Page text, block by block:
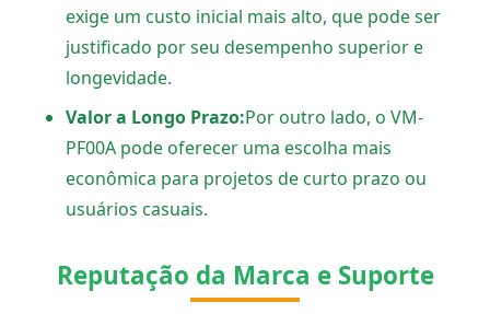
exige um custo inicial mais alto, que pode ser
justificado por seu desempenho superior e
longevidade.
Valor a Longo Prazo:Por outro lado, o VM-
PF00A pode oferecer uma escolha mais
econômica para projetos de curto prazo ou
usuários casuais.
Reputação da Marca e Suporte